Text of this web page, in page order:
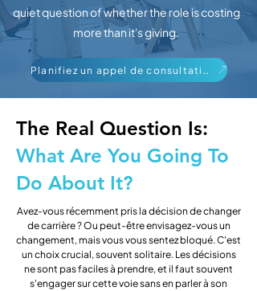
quiet question of whether the role is costing
more than it's giving.
Planifiez un appel de consultation gratuit
The Real Question Is:
What Are You Going To
Do About It?
Avez-vous récemment pris la décision de changer
de carrière ? Ou peut-être envisagez-vous un
changement, mais vous vous sentez bloqué. C'est
un choix crucial, souvent solitaire. Les décisions
ne sont pas faciles à prendre, et il faut souvent
s'engager sur cette voie sans en parler à son